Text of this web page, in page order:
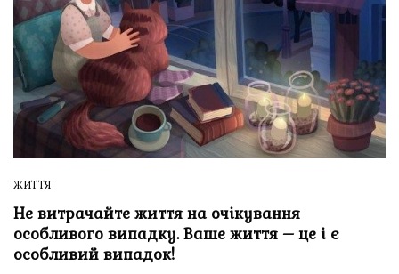
ЖИТТЯ
Не витрачайте життя на очікування
особливого випадку. Ваше життя – це і є
особливий випадок!